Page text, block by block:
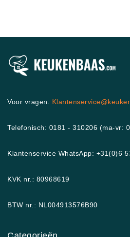
Voor vragen:
Telefonisch: 0181 - 310206 (ma-vr:
Klantenservice WhatsApp: +31(0)6
KVK nr.: 80968619
BTW nr.: NL004913576B90